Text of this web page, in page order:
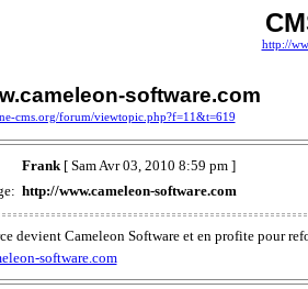
http://
software.com
cms.org/forum/viewtopic.php?f=11&t=619
Frank[ Sam Avr 03, 2010 8:59 pm ]
http://www.cameleon-software.com
devient Cameleon Software et en profite pour
software.com